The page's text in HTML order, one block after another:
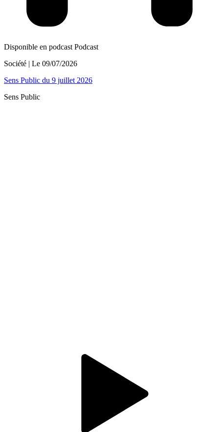
Disponible en podcast Podcast
Société | Le 09/07/2026
Sens Public du 9 juillet 2026
Sens Public